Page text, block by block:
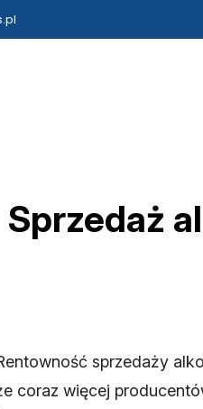
Sprzedaż
sprzedaży
coraz więcej